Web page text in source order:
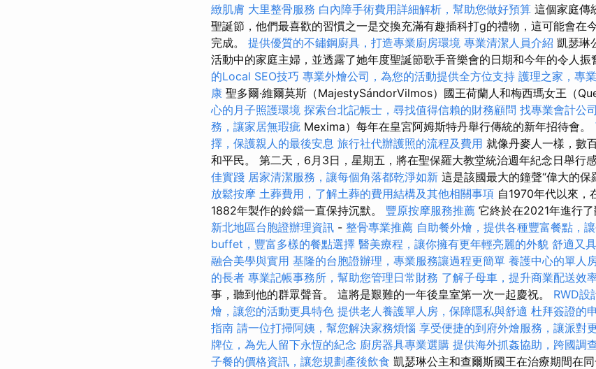
緻肌膚 大里整骨服務 白內障手術費用詳細解析，幫助您做好預算 這個家庭傳
聖誕節，他們最喜歡的習慣之一是交換充滿有趣插科打g的禮物，這可能會在
完成。 提供優質的不鏽鋼廚具，打造專業廚房環境 專業清潔人員介紹 凱瑟琳
活動中的家庭主婦，並透露了她年度聖誕節歌手音樂會的日期和今年的令人振
的Local SEO技巧 專業外燴公司，為您的活動提供全方位支持 護理之家，專
康 聖多爾·維爾莫斯（MajestySándorVilmos）國王荷蘭人和梅西瑪女王（
心的月子照護環境 探索台北記帳士，尋找值得信賴的財務顧問 找專業會計公
務，讓家居無瑕疵 Mexima）每年在皇宮阿姆斯特丹舉行傳統的新年招待會。
擇，保護親人的最後安息 旅行社代辦護照的流程及費用 就像丹麥人一樣，數
和平民。 第二天，6月3日，星期五，將在聖保羅大教堂統治週年紀念日舉行
佳實踐 居家清潔服務，讓每個角落都乾淨如新 這是該國最大的鐘聲“偉大的保
放鬆按摩 土葬費用，了解土葬的費用結構及其他相關事項 自1970年代以來，
1882年製作的鈴鐺一直保持沉默。 豐原按摩服務推薦 它終於在2021年進行
新北地區台胞證辦理資訊 - 整骨專業推薦 自助餐外燴，提供各種豐富餐點，
buffet，豐富多樣的餐點選擇 醫美療程，讓你擁有更年輕亮麗的外貌 舒適又
融合美學與實用 基隆的台胞證辦理，專業服務讓過程更簡單 養護中心的單人
的長者 專業記帳事務所，幫助您管理日常財務 了解子母車，提升商業配送效
事，聽到他的群眾聲音。 這將是艱難的一年後皇室第一次一起慶祝。 RWD設
燴，讓您的活動更具特色 提供老人養護單人房，保障隱私與舒適 杜拜簽證的
指南 請一位打掃阿姨，幫您解決家務煩惱 享受便捷的到府外燴服務，讓派對
牌位，為先人留下永恆的紀念 廚房器具專業選購 提供海外抓姦協助，跨國調
子餐的價格資訊，讓您規劃產後飲食 凱瑟琳公主和查爾斯國王在治療期間在